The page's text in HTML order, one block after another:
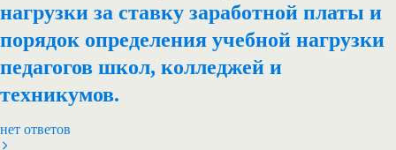
нагрузки за ставку заработной платы и
порядок определения учебной нагрузки
педагогов школ, колледжей и
техникумов.
нет ответов